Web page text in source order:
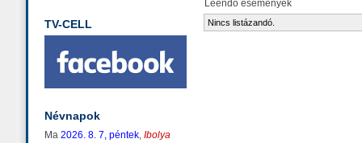
TV-CELL
Névnapok
Ma 2026. 8. 7, péntek, Ibolya
Leendő események
Nincs listázandó.